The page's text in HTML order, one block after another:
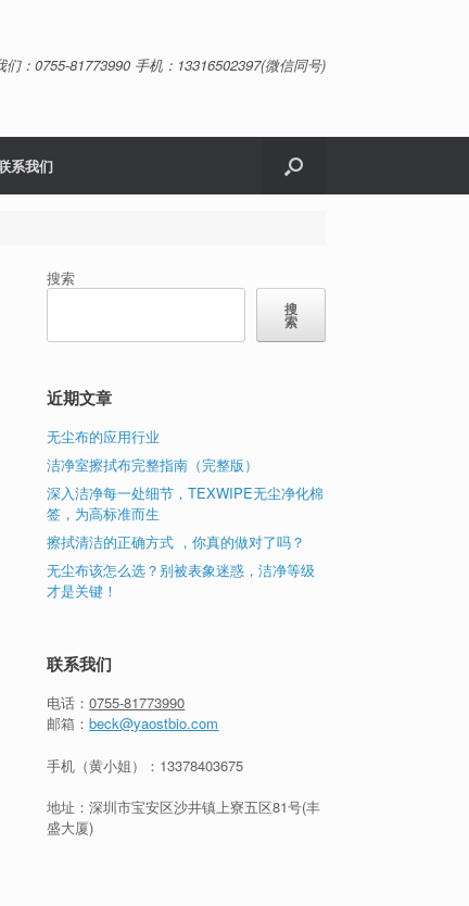
们：0755-81773990 手机：13316502397(微信同号)
系我们
搜索
搜
索
近期文章
无尘布的应用行业
洁净室擦拭布完整指南（完整版）
深入洁净每一处细节，TEXWIPE无尘净化棉
签，为高标准而生
擦拭清洁的正确方式 ，你真的做对了吗？
无尘布该怎么选？别被表象迷惑，洁净等级
才是关键！
联系我们
电话：0755-81773990
邮箱：beck@yaostbio.com
手机（黄小姐）： 13378403675
地址：深圳市宝安区沙井镇上寮五区81号(丰
盛大厦)